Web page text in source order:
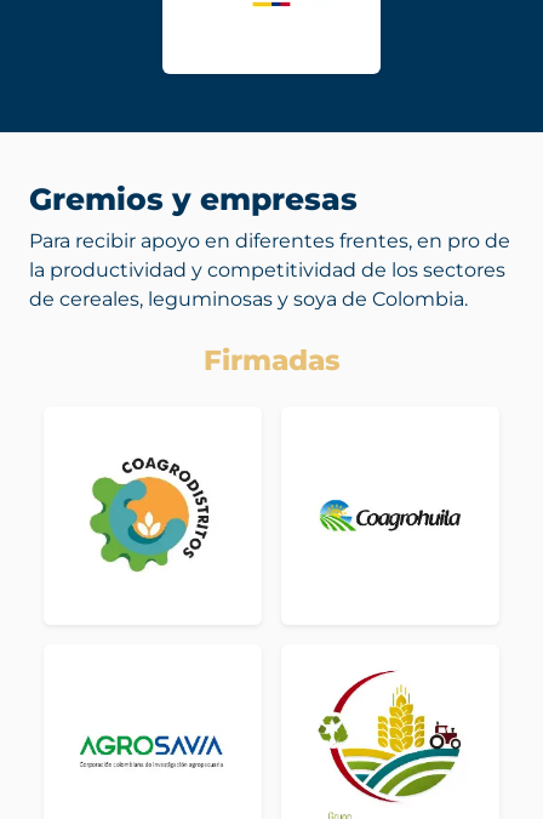
Gremios y empresas
Para recibir apoyo en diferentes frentes, en pro de
la productividad y competitividad de los sectores
de cereales, leguminosas y soya de Colombia.
Firmadas